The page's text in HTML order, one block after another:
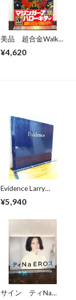
美品 超合金Walkar
誕生40周年記念
¥4,620
Evidence Larry
¥5,940
サイン ティNa